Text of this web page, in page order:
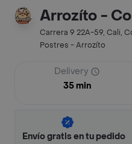
Arrozíto -
Carrera 9 22A-59, Cali,
Postres - Arrozíto
Delivery
35 min
Envío gratis en tu pedido